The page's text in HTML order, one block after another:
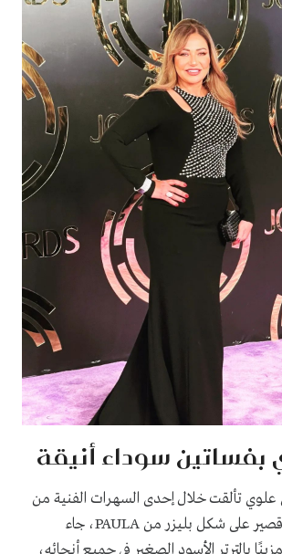
بفساتين سوداء أنيقة
علوي تألقت خلال إحدى السهرات الفنية من
قبل بفستان أسود قصير على شكل بليزر من PAULA، جاء